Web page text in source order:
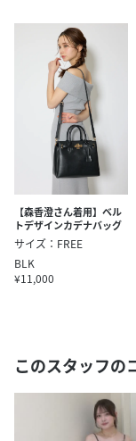
【森香澄さん着用】ベル
トデザインカデナバッグ
サイズ：FREE
BLK
¥11,000
このスタッフの